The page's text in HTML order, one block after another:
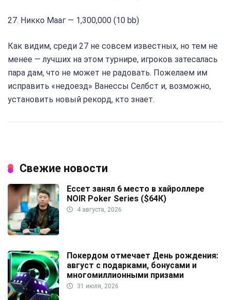
27. Никко Мааг — 1,300,000 (10 bb)
Как видим, среди 27 не совсем известных, но тем не
менее — лучших на этом турнире, игроков затесалась
пара дам, что не может не радовать. Пожелаем им
исправить «недоезд» Ванессы Селбст и, возможно,
установить новый рекорд, кто знает.
Свежие новости
Ессет занял 6 место в хайроллере
NOIR Poker Series ($64К)
4 августа, 2026
Покердом отмечает День рождения:
август с подарками, бонусами и
многомиллионными призами
31 июля, 2026